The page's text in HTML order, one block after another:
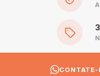
Split, Cotton Candy
Silverline, com
selecionados
Euro Series, com
CONTATE-